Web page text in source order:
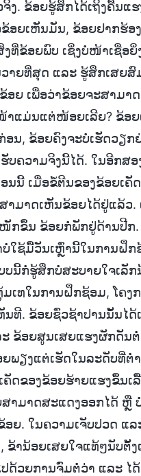
ງ. ຂ້ອຍຮູ້ສຶກໄດ້ເຖິງຄື້ນແ
ອຍເຫັນມັນ, ຂ້ອຍຢາກຮ້ອ
ທີ່ຂ້ອຍພົບ ເຊິ່ງບໍ່ໜ້າເຊື່ອຍິ່
ຍທີ່ສຸດ ແລະ ຮູ້ສຶກເສຍສົ
ຍ ເພື່ອວ່າຂ້ອຍຈະສາມາ
ແມ່ນແຕ່ໜ້ອຍເລີຍ? ຂ້ອຍ
ນ, ຂ້ອຍຄົງຈະບໍ່ເຮັດວຽ
ຄວາມຈິງນີ້ໄດ້. ໃນອີກສ
ນນີ້ ເມື່ອຂໍ້ຕີນຂອງຂ້ອຍເຄັ
ມາດເຫັນຂ້ອຍໄດ້ຢູ່ແລ້ວ.
ກຂຶ້ນ ຂ້ອຍກໍ່ພັກຢູ່ດ້ານປີກ.
ໃຊ້ມື້ວັນເຫຼົ່ານີ້ໃນການຝຶກ
ບນີ້ກໍ່ຮູ້ສຶກບໍ່ສະບາຍໃຈເລັ
ເທໃນການຝຶກຊ້ອມ, ໂຄ
ທີ. ຂ້ອຍຊົ່ວຊ້າປານນັ້ນໄດ້
ະ ຂ້ອຍສູນເສຍແຮງຜັກດັ
ພຽງແຕ່ເຮັດໃນລະດັບທີ່ຕ່
ດຂອງຂ້ອຍຮ້າຍແຮງຂຶ້ນເ
າມາດສະແດງອອກໄດ້ ຫຼື
ຍ. ໃນຄວາມເຈັບປວດ ແລ
ຂ້ານ້ອຍເສຍໃຈແທ້ໆນັບຕັ້
ດ້ວຍການຈົ່ມຕໍ່ວ່າ ແລະ ໄ